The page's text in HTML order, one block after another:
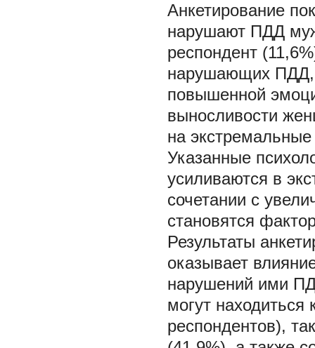
Анкетирование
нарушают ПДД
респондент
нарушающих ПДД,
повышенной
выносливости
на
Указанные
усиливаются в
сочетании с
становятся
Результаты
оказывает
нарушений ими
могут
респондентов),